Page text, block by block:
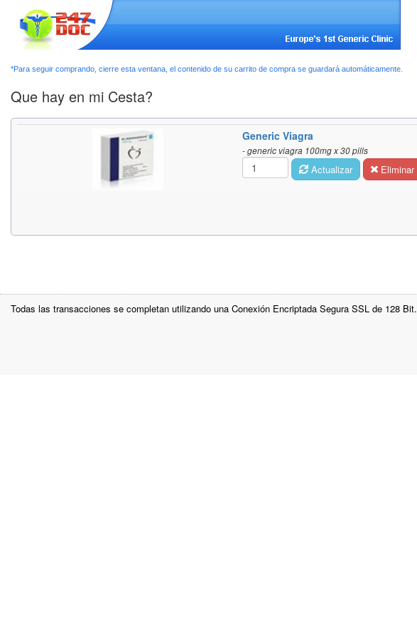
*Para seguir comprando, cierre esta ventana, el contenido de su carrito de compra se guardará automáticamente.
Que hay en mi Cesta?
Generic Viagra
- generic viagra 100mg x 30 pills
Actualizar Eliminar
Todas las transacciones se completan utilizando una Conexión Encriptada Segura SSL de 128 Bit.